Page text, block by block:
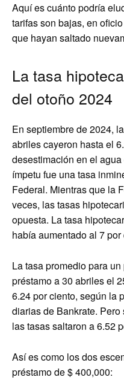
Aquí es cuánto podría
tarifas son bajas, en
que hayan saltado
La tasa
del otoño 2024
En septiembre de 2024,
abriles cayeron hasta el
desestimación en el
ímpetu fue una tasa
Federal. Mientras que la
veces, las tasas
opuesta. La tasa
había aumentado al 7
La tasa promedio para
préstamo a 30 abriles el
6.24 por ciento, según la
diarias de Bankrate.
las tasas saltaron a 6.52
Así es como los dos
préstamo de $ 400,000: